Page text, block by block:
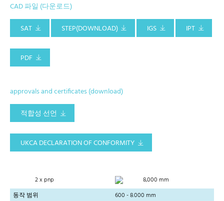
CAD 파일 (다운로드)
SAT
STEP(DOWNLOAD) IGS IPT
PDF
approvals and certificates (download)
적합성 선언
UKCA DECLARATION OF CONFORMITY
2 x pnp
8,000 mm
동작 범위
600 - 8.000 mm